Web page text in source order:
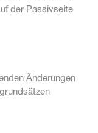
der Passivseite
Änderungen